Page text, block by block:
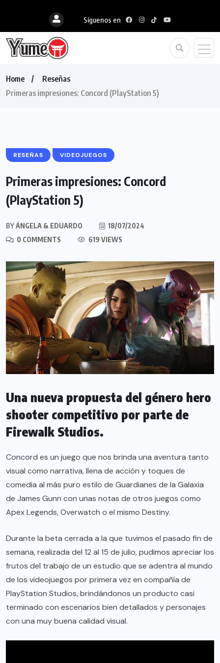
Síguenos en
Home
Reseñas
Primeras impresiones: Concord (PlayStation 5)
RESEÑAS VIDEOJUEGOS
Primeras impresiones: Concord
(PlayStation 5)
BYÁNGELA & EDUARDO
18/07/2024
0 COMMENTS
619 VIEWS
Una nueva propuesta del género hero
shooter competitivo por parte de
Firewalk Studios.
Concord es un juego que nos brinda una aventura tanto
visual como narrativa, llena de acción y toques de
comedia al más puro estilo de Guardianes de la Galaxia
de James Gunn con unas notas de otros juegos como
Apex Legends, Overwatch o el mismo Destiny.
Durante la beta cerrada a la que tuvimos el pasado fin de
semana, realizada del 12 al 15 de julio, pudimos apreciar los
frutos del trabajo de un estudio que se adentra al mundo
de los videojuegos por primera vez en compañía de
PlayStation Studios, brindándonos un producto casi
terminado con escenarios bien detallados y personajes
con una muy buena calidad visual.